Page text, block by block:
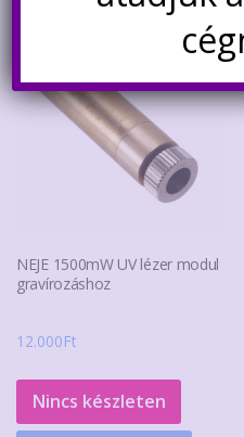
NEJE 1500mW UV lézer modul
gravírozáshoz
12.000Ft
Nincs készleten